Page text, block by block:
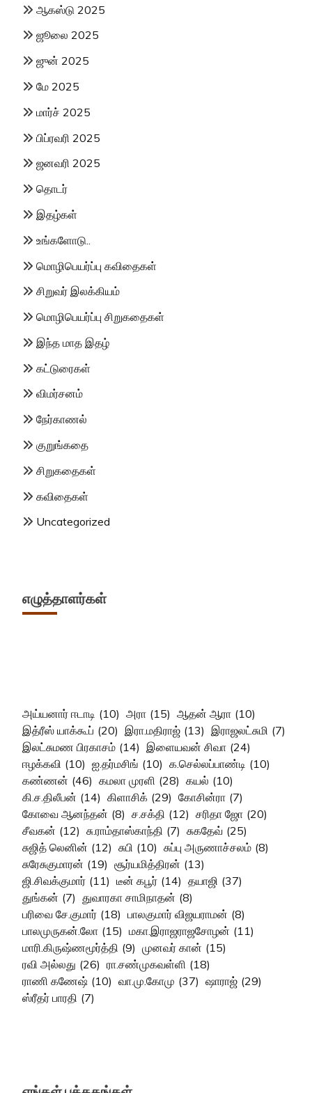
ஆகஸ்டு 2025
ஜூலை 2025
ஜுன் 2025
மே 2025
மார்ச் 2025
பிப்ரவரி 2025
ஜனவரி 2025
தொடர்
இதழ்கள்
உங்களோடு..
மொழிபெயர்ப்பு கவிதைகள்
சிறுவர் இலக்கியம்
மொழிபெயர்ப்பு சிறுகதைகள்
இந்த மாத இதழ்
கட்டுரைகள்
விமர்சனம்
நேர்காணல்
குறுங்கதை
சிறுகதைகள்
கவிதைகள்
Uncategorized
எழுத்தாளர்கள்
அய்யனார் ஈடாடி (10) அரா (15) ஆதன் ஆரா (10)
இத்ரீஸ் யாக்கூப் (20) இரா.மதிராஜ் (13) இராஜலட்சுமி (7)
இலட்சுமண பிரகாசம் (14) இளையவன் சிவா (24)
ஈழக்கவி (10) ஐ.தர்மசிங் (10) க.செல்லப்பாண்டி (10)
கண்ணன் (46) கமலா முரளி (28) கயல் (10)
கி.ச.திலீபன் (14) கிளாசிக் (29) கோசின்ரா (7)
கோவை ஆனந்தன் (8) ச.சக்தி (12) சரிதா ஜோ (20)
சீவகன் (12) சு.ராம்தாஸ்காந்தி (7) சுகதேவ் (25)
சுஜித் லெனின் (12) சுபி (10) சுப்பு அருணாச்சலம் (8)
சுரேசுகுமாரன் (19) சூர்யமித்திரன் (13)
ஜி.சிவக்குமார் (11) டீன் கபூர் (14) தயாஜி (37)
துங்கன் (7) துவாரகா சாமிநாதன் (8)
பரிவை சே.குமார் (18) பாலகுமார் விஜயராமன் (8)
பாலமுருகன்.லோ (15) மகா.இராஜராஜசோழன் (11)
மாரி.கிருஷ்ணமூர்த்தி (9) முனவர் கான் (15)
ரவி அல்லது (26) ரா.சண்முகவள்ளி (18)
ராணி கணேஷ் (10) வா.மு.கோமு (37) ஷாராஜ் (29)
ஸ்ரீதர் பாரதி (7)